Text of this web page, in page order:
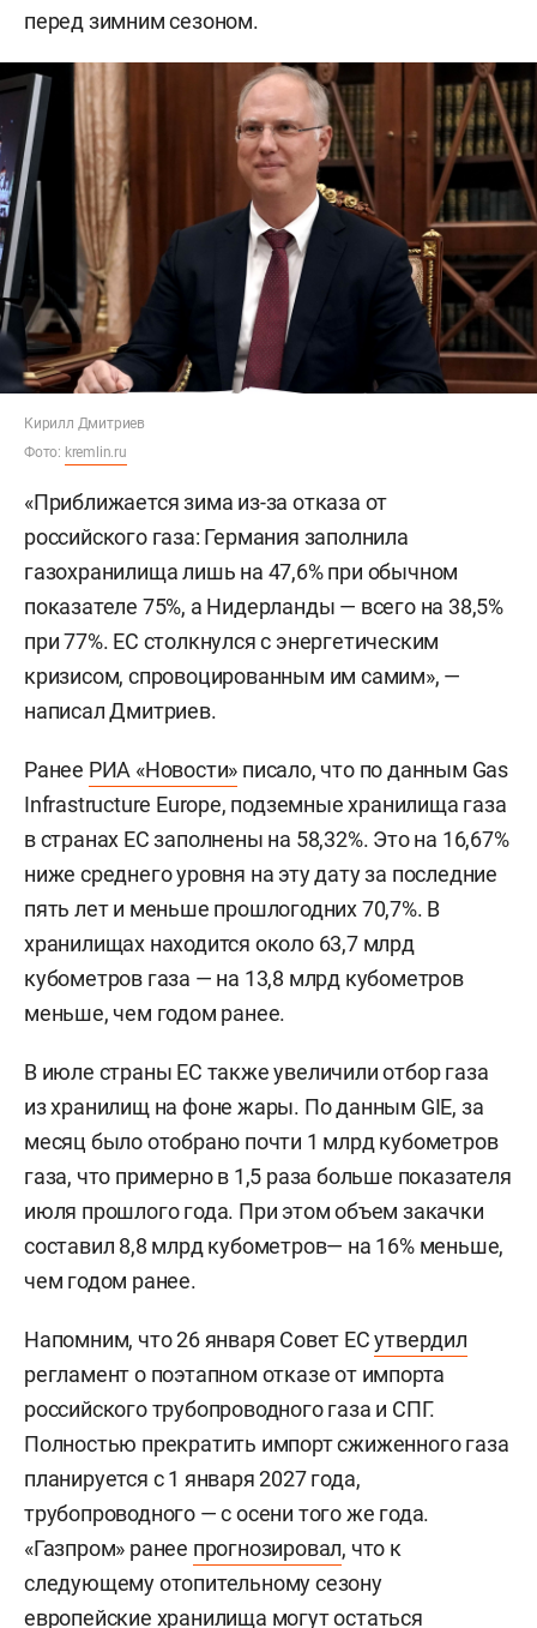
перед зимним сезоном.
Кирилл Дмитриев
Фото: kremlin.ru
«Приближается зима из-за отказа от
российского газа: Германия заполнила
газохранилища лишь на 47,6% при обычном
показателе 75%, а Нидерланды — всего на 38,5%
при 77%. ЕС столкнулся с энергетическим
кризисом, спровоцированным им самим», —
написал Дмитриев.
Ранее РИА «Новости» писало, что по данным Gas
Infrastructure Europe, подземные хранилища газа
в странах ЕС заполнены на 58,32%. Это на 16,67%
ниже среднего уровня на эту дату за последние
пять лет и меньше прошлогодних 70,7%. В
хранилищах находится около 63,7 млрд
кубометров газа — на 13,8 млрд кубометров
меньше, чем годом ранее.
В июле страны ЕС также увеличили отбор газа
из хранилищ на фоне жары. По данным GIE, за
месяц было отобрано почти 1 млрд кубометров
газа, что примерно в 1,5 раза больше показателя
июля прошлого года. При этом объем закачки
составил 8,8 млрд кубометров— на 16% меньше,
чем годом ранее.
Напомним, что 26 января Совет ЕСутвердил
регламент о поэтапном отказе от импорта
российского трубопроводного газа и СПГ.
Полностью прекратить импорт сжиженного газа
планируется с 1 января 2027 года,
трубопроводного — с осени того же года.
«Газпром» ранее прогнозировал, что к
следующему отопительному сезону
европейские хранилища могут остаться